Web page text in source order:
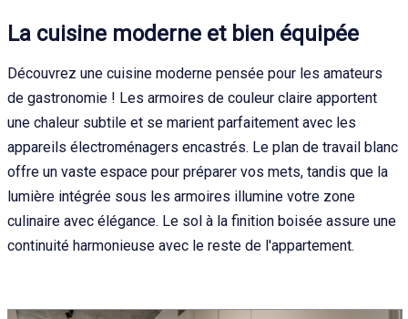
La cuisine moderne et bien équipée
Découvrez une cuisine moderne pensée pour les amateurs
de gastronomie ! Les armoires de couleur claire apportent
une chaleur subtile et se marient parfaitement avec les
appareils électroménagers encastrés. Le plan de travail blanc
offre un vaste espace pour préparer vos mets, tandis que la
lumière intégrée sous les armoires illumine votre zone
culinaire avec élégance. Le sol à la finition boisée assure une
continuité harmonieuse avec le reste de l'appartement.